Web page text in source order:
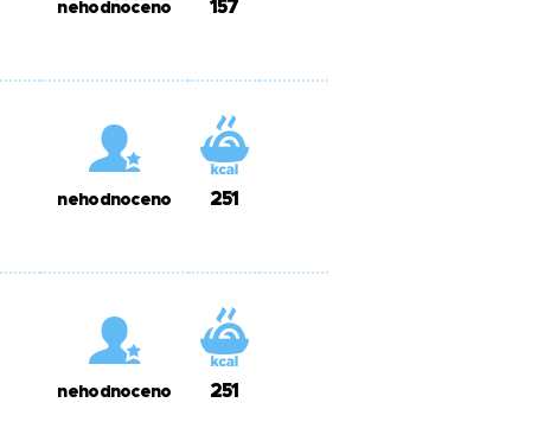
nehodnoceno 157
nehodnoceno 251
nehodnoceno 251